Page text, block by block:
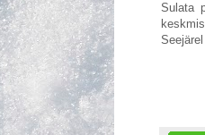
Sulata